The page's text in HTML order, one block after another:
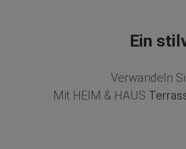
Ein
Verwandeln
Mit HEIM & HAUS